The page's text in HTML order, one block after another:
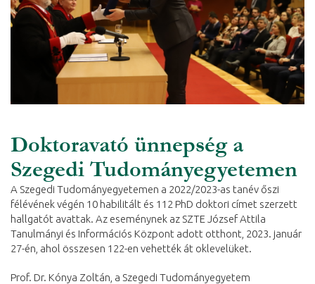
Doktoravató ünnepség a
Szegedi Tudományegyetemen
A Szegedi Tudományegyetemen a 2022/2023-as tanév őszi
félévének végén 10 habilitált és 112 PhD doktori címet szerzett
hallgatót avattak. Az eseménynek az SZTE József Attila
Tanulmányi és Információs Központ adott otthont, 2023. január
27-én, ahol összesen 122-en vehették át oklevelüket.
Prof. Dr. Kónya Zoltán, a Szegedi Tudományegyetem